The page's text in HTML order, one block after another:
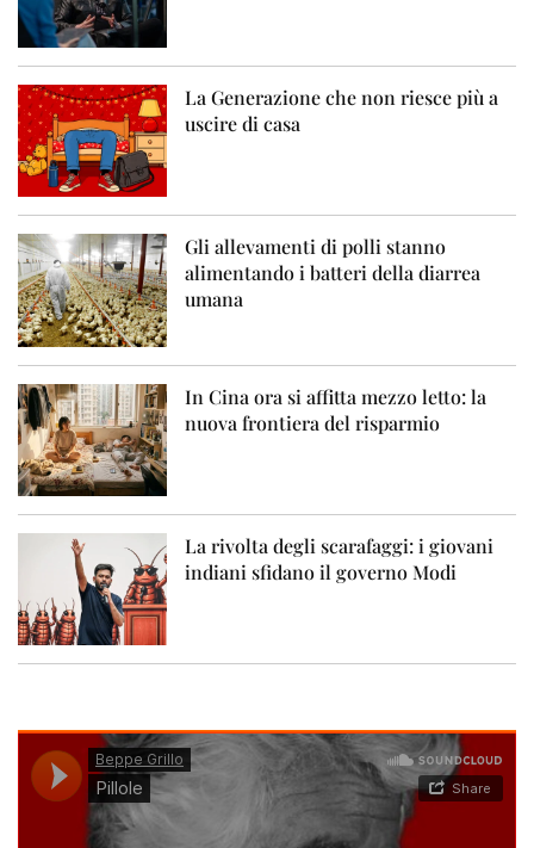
La Generazione che non riesce più a
uscire di casa
Gli allevamenti di polli stanno
alimentando i batteri della diarrea
umana
In Cina ora si affitta mezzo letto: la
nuova frontiera del risparmio
La rivolta degli scarafaggi: i giovani
indiani sfidano il governo Modi